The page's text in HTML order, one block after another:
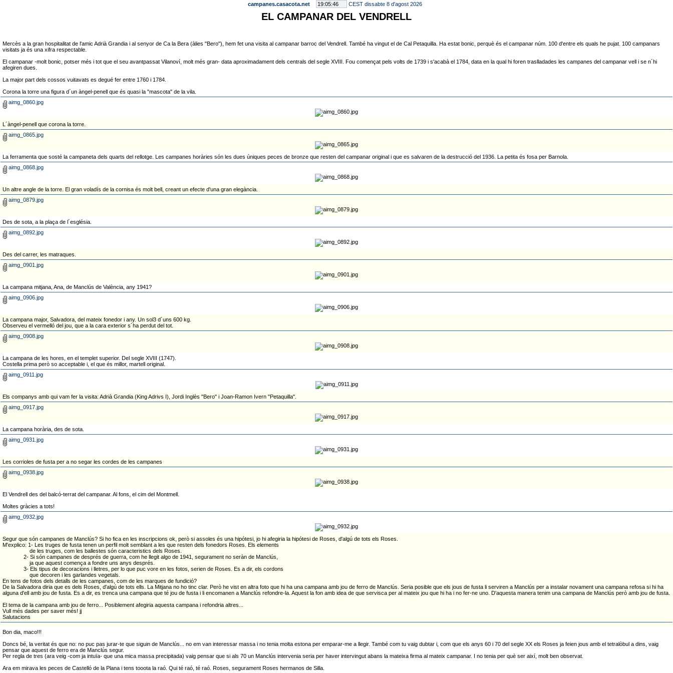
campanes.casacota.net CEST dissabte 8 d'agost 2026
EL CAMPANAR DEL VENDRELL
Mercès a la gran hospitalitat de l'amic Adrià Grandia i al senyor de Ca la Bera (àlies "Bero"), hem fet una visita al campanar barroc del Vendrell. També ha vingut el de Cal Petaquilla. Ha estat bonic, perquè és el campanar núm. 100 d'entre els quals he pujat. 100 campanars
visitats ja és una xifra respectable.
El campanar -molt bonic, potser més i tot que el seu avantpassat Vilanoví, molt més gran- data aproximadament dels centrals del segle XVIII. Fou començat pels volts de 1739 i s'acabà el 1784, data en la qual hi foren traslladades les campanes del campanar vell i se n´hi
afegiren dues.
La major part dels cossos vuitavats es degué fer entre 1760 i 1784.
Corona la torre una figura d´un àngel-penell que és quasi la "mascota" de la vila.
aimg_0860.jpg
L´àngel-penell que corona la torre.
aimg_0865.jpg
La ferramenta que sosté la campaneta dels quarts del rellotge. Les campanes horàries són les dues úniques peces de bronze que resten del campanar original i que es salvaren de la destrucció del 1936. La petita és fosa per Barnola.
aimg_0868.jpg
Un altre angle de la torre. El gran voladís de la cornisa és molt bell, creant un efecte d'una gran elegància.
aimg_0879.jpg
Des de sota, a la plaça de l´església.
aimg_0892.jpg
Des del carrer, les matraques.
aimg_0901.jpg
La campana mitjana, Ana, de Manclús de València, any 1941?
aimg_0906.jpg
La campana major, Salvadora, del mateix fonedor i any. Un sol3 d´uns 600 kg.
Observeu el vermelló del jou, que a la cara exterior s´ha perdut del tot.
aimg_0908.jpg
La campana de les hores, en el templet superior. Del segle XVIII (1747).
Costella prima però so acceptable i, el que és millor, martell original.
aimg_0911.jpg
Els companys amb qui vam fer la visita: Adrià Grandia (King Adrivs I), Jordi Inglès "Bero" i Joan-Ramon Ivern "Petaquilla".
aimg_0917.jpg
La campana horària, des de sota.
aimg_0931.jpg
Les corrioles de fusta per a no segar les cordes de les campanes
aimg_0938.jpg
El Vendrell des del balcó-terrat del campanar. Al fons, el cim del Montmell.
Moltes gràcies a tots!
aimg_0932.jpg
Segur que són campanes de Manclús? Si ho fica en les inscripcions ok, però si assoles és una hipótesi, jo hi afegiria la hipótesi de Roses, d'algú de tots els Roses.
M'explico: 1- Les truges de fusta tenen un perfil molt semblant a les que resten dels fonedors Roses. Els elements
de les truges, com les ballestes són caracteristics dels Roses.
2- Si són campanes de després de guerra, com he llegit algo de 1941, segurament no seràn de Manclús,
ja que aquest comença a fondre uns anys després.
3- Els tipus de decoracions i lletres, per lo que puc vore en les fotos, serien de Roses. Es a dir, els cordons
que decoren i les garlandes vegetals.
En tens de fotos dels detalls de les campanes, com de les marques de fundició?
De la Salvadora diria que es dels Roses, d'algú de tots ells. La Mitjana no ho tinc clar. Però he vist en altra foto que hi ha una campana amb jou de ferro de Manclús. Seria posible que els jous de fusta li serviren a Manclús per a instalar novament una campana refosa si hi ha
alguna d'ell amb jou de fusta. Es a dir, es trenca una campana que té jou de fusta i li encomanen a Manclús refondre-la. Aquest la fon amb idea de que servisca per al mateix jou que hi ha i no fer-ne uno. D'aquesta manera tenim una campana de Manclús però amb jou de fusta.
El tema de la campana amb jou de ferro... Posiblement afegiria aquesta campana i refondria altres...
Vull més dades per saver més! jj
Salutacions
Bon dia, maco!!!
Doncs bé, la veritat és que no: no puc pas jurar-te que siguin de Manclús... no em van interessar massa i no tenia molta estona per emparar-me a llegir. També com tu vaig dubtar i, com que els anys 60 i 70 del segle XX els Roses ja feien jous amb el tetralòbul a dins, vaig
pensar que aquest de ferro era de Manclús segur.
Per regla de tres (ara veig -com ja intuïa- que una mica massa precipitada) vaig pensar que si als 70 un Manclús intervenia seria per haver intervingut abans la mateixa firma al mateix campanar. I no tenia per què ser així, molt ben observat.
Ara em mirava les peces de Castelló de la Plana i tens tooota la raó. Qui té raó, té raó. Roses, segurament Roses hermanos de Silla.